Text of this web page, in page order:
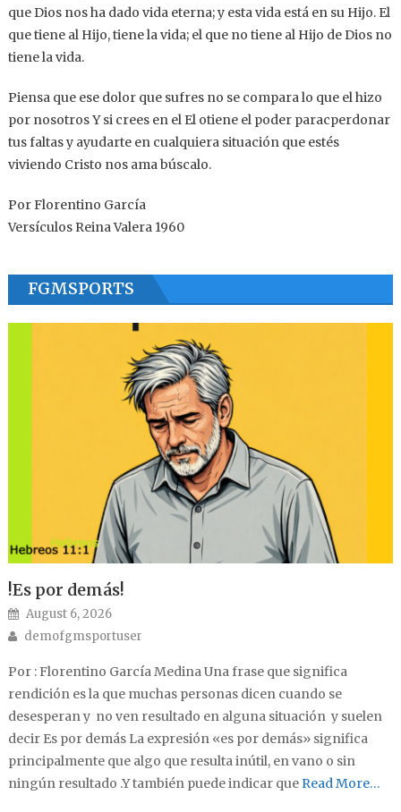
que Dios nos ha dado vida eterna; y esta vida está en su Hijo. El
que tiene al Hijo, tiene la vida; el que no tiene al Hijo de Dios no
tiene la vida.
Piensa que ese dolor que sufres no se compara lo que el hizo
por nosotros Y si crees en el El otiene el poder paracperdonar
tus faltas y ayudarte en cualquiera situación que estés
viviendo Cristo nos ama búscalo.
Por Florentino García
Versículos Reina Valera 1960
FGMSPORTS
!Es por demás!
Posted on
August 6, 2026
Author
demofgmsportuser
Por : Florentino García Medina Una frase que significa
rendición es la que muchas personas dicen cuando se
desesperan y no ven resultado en alguna situación y suelen
decir Es por demás La expresión «es por demás» significa
principalmente que algo que resulta inútil, en vano o sin
ningún resultado .Y también puede indicar queRead More…